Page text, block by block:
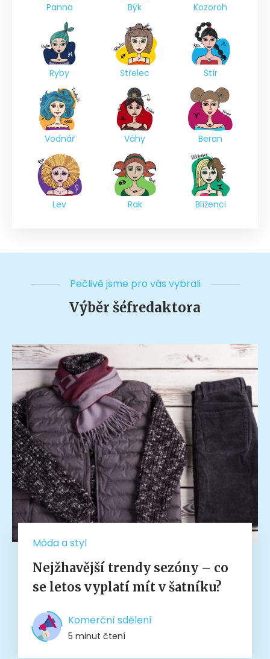
Panna Býk Kozoroh
Ryby Střelec Štír
Vodnář Váhy Beran
Lev Rak Blíženci
Pečlivě jsme pro vás vybrali
Výběr šéfredaktora
Móda a styl
Nejžhavější trendy sezóny – co
se letos vyplatí mít v šatníku?
Komerční sdělení
5 minut čtení